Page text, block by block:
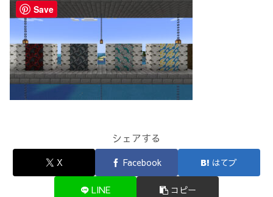
シェアする
X Facebook はてブ
LINE コピー
Save